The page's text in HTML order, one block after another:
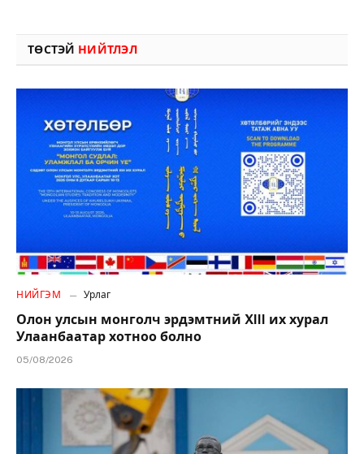
ТӨСТЭЙ НИЙТЛЭЛ
НИЙГЭМ Урлаг
Олон улсын монголч эрдэмтний XIII их хурал
Улаанбаатар хотноо болно
05/08/2026